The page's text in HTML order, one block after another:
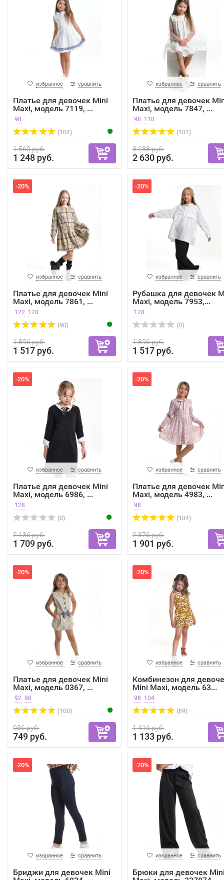
избранное сравнить
Платье для девочек Mini
Maxi, модель 7119, ...
98
(104)
1 560 руб.
1 248 руб.
избранное сравнить
Платье для девочек
Maxi, модель 7847, ...
98 110
(101)
3 288 руб.
2 630 руб.
-20%
избранное сравнить
Платье для девочек Mini
Maxi, модель 7861, ...
122 128
(90)
1 896 руб.
1 517 руб.
-20%
избранное сравнить
Рубашка для девочек
Maxi, модель 7953,...
128
(0)
1 896 руб.
1 517 руб.
-20%
избранное сравнить
Платье для девочек Mini
Maxi, модель 6986, ...
128
(0)
2 136 руб.
1 709 руб.
-20%
избранное сравнить
Платье для девочек
Maxi, модель 4983, ...
98
(104)
2 376 руб.
1 901 руб.
-20%
избранное сравнить
Платье для девочек Mini
Maxi, модель 0367, ...
92 98
(100)
936 руб.
749 руб.
-20%
избранное сравнить
Комбинезон для
Mini Maxi, модель 63...
98 104
(89)
1 416 руб.
1 133 руб.
-20%
избранное сравнить
Бриджи для девочек Mini
-20%
избранное сравнить
Брюки для девочек